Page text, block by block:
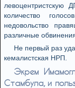
левоцентристскую
количество
недовольство
различные
Не первый раз
кемалистская НРП.
Экрем
Стамбула, и